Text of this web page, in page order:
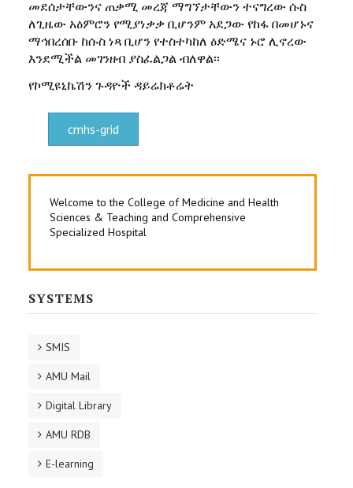
መደሰታቸውንና ጠቃሚ መረጃ ማግኘታቸውን ተናግረው ሱስ
ለጊዜው አዕምሮን የሚያነቃቃ ቢሆንም አደጋው የከፋ በመሆኑና
ማኅበረሰቡ ከሱስ ነጻ ቢሆን የተስተካከለ ዕድሜና ኑሮ ሊኖረው
እንደሚችል መገንዘብ ያስፈልጋል ብለዋል፡፡
የኮሚዩኒኬሽን ጉዳዮች ዳይሬክቶሬት
cmhs-grid
Welcome to the College of Medicine and Health
Sciences & Teaching and Comprehensive
Specialized Hospital
SYSTEMS
SMIS
AMU Mail
Digital Library
AMU RDB
E-learning